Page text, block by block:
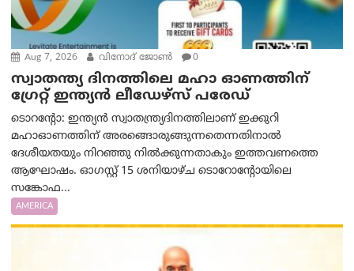
Aug 7, 2026 വിനോദ് ജോൺ 0
സ്വാതന്ത്യ ദിനത്തിലെ മഹാ ഓണത്തിന്
ഗ്രേറ്റ് ഇന്ത്യൻ ലീഡേഴ്സ് പരേഡ്
ടൊറന്റോ: ഇന്ത്യൻ സ്വാതന്ത്ര്യദിനത്തിലാണ് ഇക്കുറി
മഹാഓണത്തിന് അരങ്ങൊരുങ്ങുന്നതെന്നതിനാൽ
ദേശീയതയും നിറഞ്ഞു നിൽക്കുന്നതാകും ഇത്തവണത്തെ
ആഘോഷം. ഓഗസ്റ്റ് 15 ശനിയാഴ്ച ടൊറോന്റോയിലെ
സങ്കോഫ...
AMERICA